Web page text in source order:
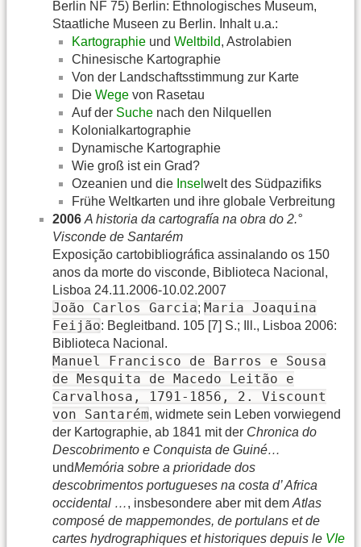
Berlin NF 75) Berlin: Ethnologisches Museum,
Staatliche Museen zu Berlin. Inhalt u.a.:
Kartographie und Weltbild, Astrolabien
Chinesische Kartographie
Von der Landschaftsstimmung zur Karte
Die Wege von Rasetau
Auf der Suche nach den Nilquellen
Kolonialkartographie
Dynamische Kartographie
Wie groß ist ein Grad?
Ozeanien und die Insel welt des Südpazifiks
Frühe Weltkarten und ihre globale Verbreitung
2006 A historia da cartografía na obra do 2.°
Visconde de Santarém
Exposição cartobibliográfica assinalando os 150
anos da morte do visconde, Biblioteca Nacional,
Lisboa 24.11.2006-10.02.2007
João Carlos Garcia; Maria Joaquina
Feijão: Begleitband. 105 [7] S.; Ill., Lisboa 2006:
Biblioteca Nacional.
Manuel Francisco de Barros e Sousa
de Mesquita de Macedo Leitão e
Carvalhosa, 1791-1856, 2. Viscount
von Santarém, widmete sein Leben vorwiegend
der Kartographie, ab 1841 mit der Chronica do
Descobrimento e Conquista de Guiné…
undMemória sobre a prioridade dos
descobrimentos portugueses na costa d’ Africa
occidental …, insbesondere aber mit demAtlas
composé de mappemondes, de portulans et de
cartes hydrographiques et historiques depuis le VIe